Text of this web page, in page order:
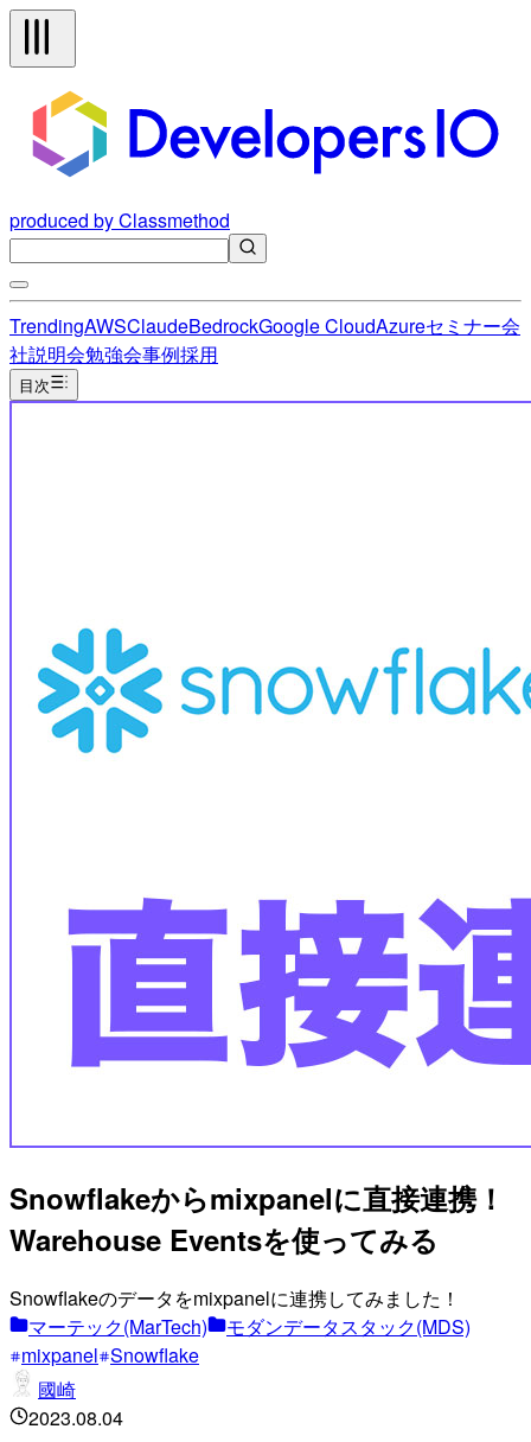
produced by Classmethod
TrendingAWSClaudeBedrockGoogle CloudAzureセミナー会
社説明会勉強会事例採用
目次
Snowflakeからmixpanelに直接連携！
Warehouse Eventsを使ってみる
Snowflakeのデータをmixpanelに連携してみました！
マーテック(MarTech)
モダンデータスタック(MDS)
mixpanel Snowflake
國崎
2023.08.04